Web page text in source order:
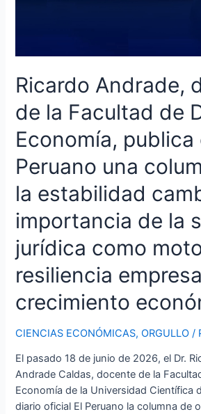
Ricardo Andrade,
de la Facultad de
Economía, publica
Peruano una
la estabilidad
importancia de la
jurídica como
resiliencia
crecimiento
CIENCIAS ECONÓMICAS,ORGULLO /
El pasado 18 de junio de 2026, el Dr.
Andrade Caldas, docente de la
Economía de la Universidad Científica
diario oficial El Peruano la columna de
la
cambiaria
la
importancia
de
la
seguridad
jurídica
como
motor
para
la
resiliencia
empresarial
y
el
económico.